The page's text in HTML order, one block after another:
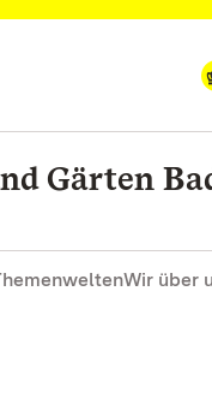
Gärten
Wir über